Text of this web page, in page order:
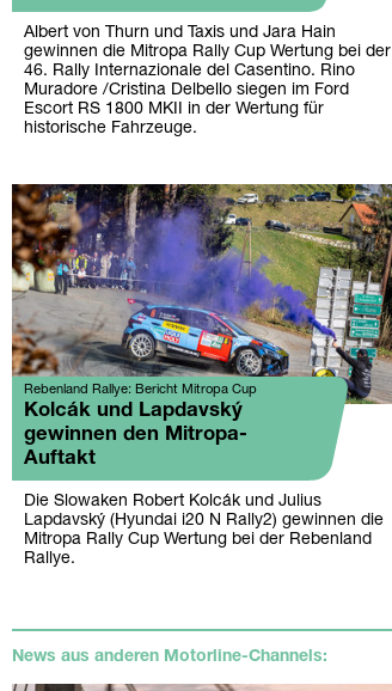
Albert von Thurn und Taxis und Jara Hain
gewinnen die Mitropa Rally Cup Wertung bei der
46. Rally Internazionale del Casentino. Rino
Muradore /Cristina Delbello siegen im Ford
Escort RS 1800 MKII in der Wertung für
historische Fahrzeuge.
Rebenland Rallye: Bericht Mitropa Cup
Kolcák und Lapdavský
gewinnen den Mitropa-
Auftakt
Die Slowaken Robert Kolcák und Julius
Lapdavský (Hyundai i20 N Rally2) gewinnen die
Mitropa Rally Cup Wertung bei der Rebenland
Rallye.
News aus anderen Motorline-Channels: